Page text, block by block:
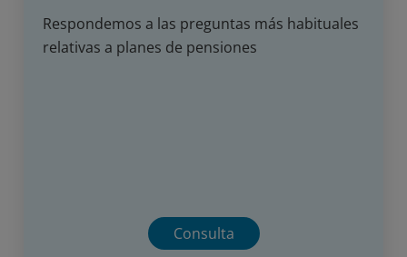
Respondemos a las preguntas más habituales
relativas a planes de pensiones
Consulta